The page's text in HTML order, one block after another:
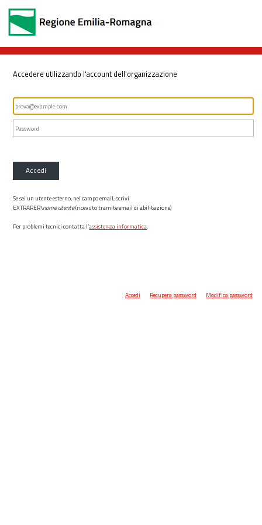
Accedere utilizzando l'account dell'organizzazione
Accedi
Se sei un utente esterno, nel campo email, scrivi
EXTRARER\nome utente(ricevuto tramite email di abilitazione)
Per problemi tecnici contatta l’assistenza informatica.
Accedi Recupera password Modifica password